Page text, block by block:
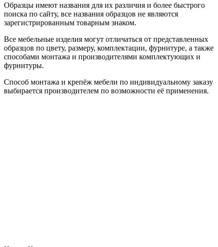
Образцы имеют названия для их различия и более быстрого
поиска по сайту, все названия образцов не являются
зарегистрированным товарным знаком.
Все мебельные изделия могут отличаться от представленных
образцов по цвету, размеру, комплектации, фурнитуре, а также
способами монтажа и производителями комплектующих и
фурнитуры.
Способ монтажа и крепёж мебели по индивидуальному заказу
выбирается производителем по возможности её применения.